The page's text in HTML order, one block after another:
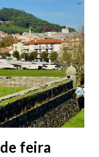
pelos católicos,
com a lenda,
a fé em Cristo.
sido arrancados
e entregues num
feira